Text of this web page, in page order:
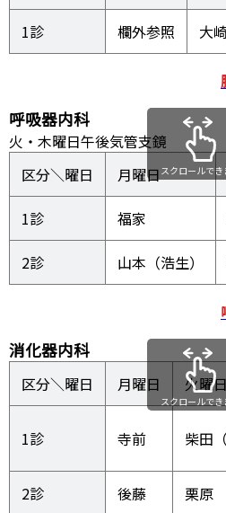
1診 欄外参照 大
呼吸器内科
火・木曜日午後気管支鏡
区分＼曜日
月曜日
1診
2診 山本（浩生）
スクロールでき
消化器内科
区分＼曜日 月曜日 火曜日
1診 寺前 柴田
2診 後藤 栗原
スクロールでき